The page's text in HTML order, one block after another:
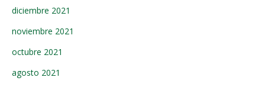
diciembre 2021
noviembre 2021
octubre 2021
agosto 2021